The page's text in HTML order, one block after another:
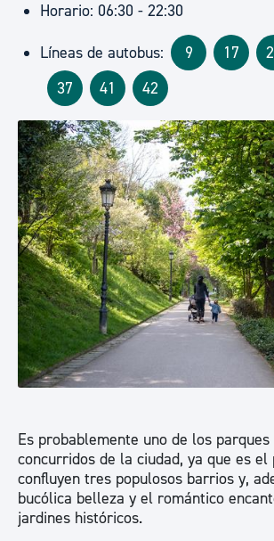
Horario: 06:30 - 22:30
Líneas de autobus: 9 17
37
41 42
Es probablemente uno de los parques
concurridos de la ciudad, ya que es el
confluyen tres populosos barrios y,
bucólica belleza y el romántico
jardines históricos.